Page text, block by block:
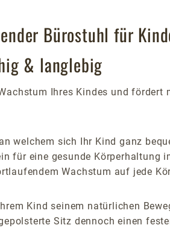
Bürostuhl für
& langlebig
Ihres Kindes und
welchem sich Ihr Kind ganz
für eine gesunde Körperhaltung
Wachstum auf jede
Kind seinem natürlichen
Sitz dennoch einen